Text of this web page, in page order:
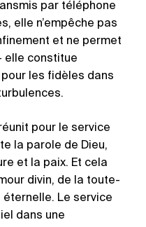
par téléphone
elle n’empêche pas
et ne permet
elle constitue
les fidèles dans
pour le service
la parole de Dieu,
et la paix. Et cela
divin, de la toute-
Le service
dans une